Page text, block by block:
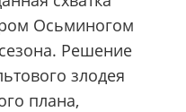
Осьминогом
Решение
злодея
плана,